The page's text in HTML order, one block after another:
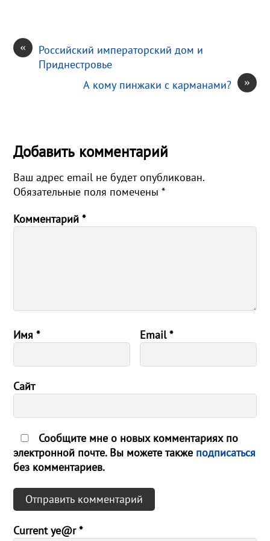
«
Российский императорский дом и
Приднестровье
»
А кому пинжаки с карманами?
Добавить комментарий
Ваш адрес email не будет опубликован.
Обязательные поля помечены*
Комментарий*
Имя* Email*
Сайт
Сообщите мне о новых комментариях по
электронной почте. Вы можете также подписаться
без комментариев.
Current ye@r*